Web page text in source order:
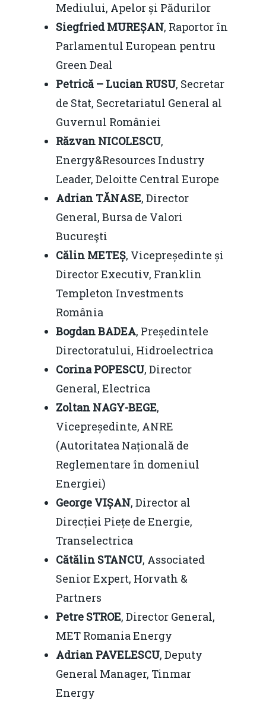
Mediului, Apelor și Pădurilor
Siegfried MUREȘAN, Raportor în
Parlamentul European pentru
Green Deal
Petrică – Lucian RUSU, Secretar
de Stat, Secretariatul General al
Guvernul României
Răzvan NICOLESCU,
Energy&Resources Industry
Leader, Deloitte Central Europe
Adrian TĂNASE, Director
General, Bursa de Valori
Bucureşti
Călin METEȘ, Vicepreședinte și
Director Executiv, Franklin
Templeton Investments
România
Bogdan BADEA, Președintele
Directoratului, Hidroelectrica
Corina POPESCU, Director
General, Electrica
Zoltan NAGY-BEGE,
Vicepreședinte, ANRE
(Autoritatea Națională de
Reglementare în domeniul
Energiei)
George VIȘAN, Director al
Direcției Piețe de Energie,
Transelectrica
Cătălin STANCU, Associated
Senior Expert, Horvath &
Partners
Petre STROE, Director General,
MET Romania Energy
Adrian PAVELESCU, Deputy
General Manager, Tinmar
Energy
Home
Noutăți
Despre
Evenimente
Foto
Modelul economic
România – orizont
resurselor naturale
Video
Marea Neagră în Noua
economie
EM360 Talk